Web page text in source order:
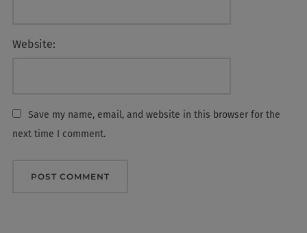
Website:
Save my name, email, and website in this browser for the
next time I comment.